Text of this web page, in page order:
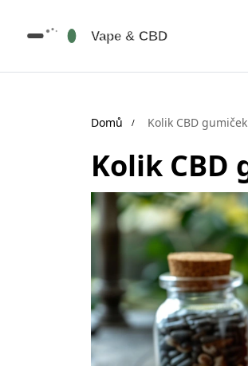
Domů Kolik CBD
Kolik CBD